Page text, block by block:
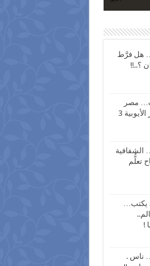
هل فرَّط
؟..!!
مصر
3
الشفافية
تعلُّم
يكتب…
!
ناس .